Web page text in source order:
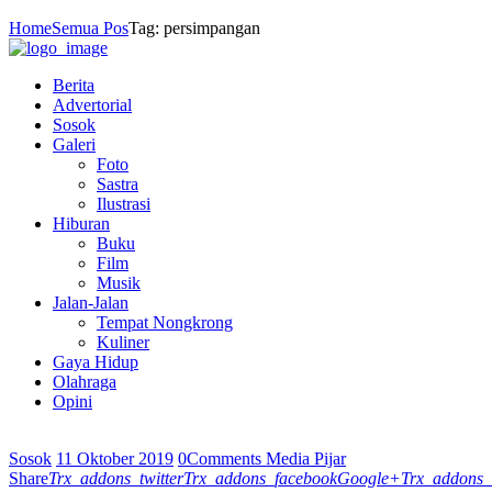
HomeSemua PosTag: persimpangan
Berita
Advertorial
Sosok
Galeri
Foto
Sastra
Ilustrasi
Hiburan
Buku
Film
Musik
Jalan-Jalan
Tempat Nongkrong
Kuliner
Gaya Hidup
Olahraga
Opini
Sosok 11 Oktober 2019 0Comments Media Pijar
ShareTrx_addons_twitterTrx_addons_facebookGoogle+